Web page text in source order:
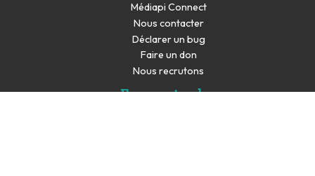
Médiapi Connect
Nous contacter
Déclarer un bug
Faire un don
Nous recrutons
En savoir plus